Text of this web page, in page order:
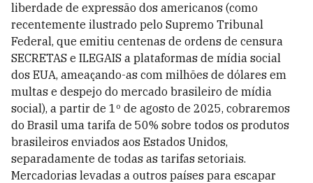
liberdade de expressão dos americanos (como
recentemente ilustrado pelo Supremo Tribunal
Federal, que emitiu centenas de ordens de censura
SECRETAS e ILEGAIS a plataformas de mídia social
dos EUA, ameaçando-as com milhões de dólares em
multas e despejo do mercado brasileiro de mídia
social), a partir de 1º de agosto de 2025, cobraremos
do Brasil uma tarifa de 50% sobre todos os produtos
brasileiros enviados aos Estados Unidos,
separadamente de todas as tarifas setoriais.
Mercadorias levadas a outros países para escapar